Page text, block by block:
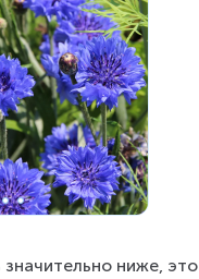
ниже, это